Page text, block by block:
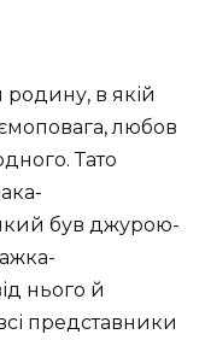
в якій
любов
Тато
був джурою-
нього й
представники